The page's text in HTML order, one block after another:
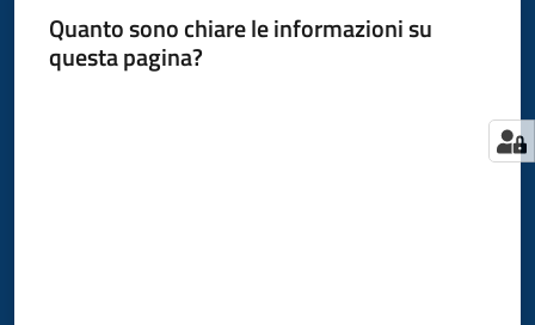
Quanto sono chiare le informazioni su
questa pagina?